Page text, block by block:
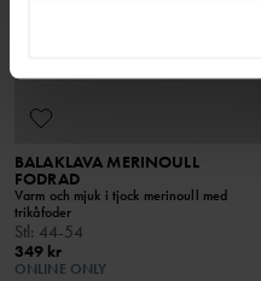
BALAKLAVA MERINOULL
FODRAD
Varm och mjuk i tjock merinoull med
trikåfoder
Stl: 44-54
349 kr
ONLINE ONLY